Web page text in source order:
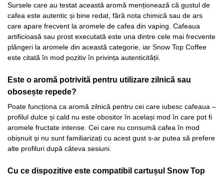
Sursele care au testat această aromă menționează că gustul de
cafea este autentic și bine redat, fără nota chimică sau de ars
care apare frecvent la aromele de cafea din vaping. Cafeaua
artificioasă sau prost executată este una dintre cele mai frecvente
plângeri la aromele din această categorie, iar Snow Top Coffee
este citată în mod pozitiv în privința autenticității.
Este o aromă potrivită pentru utilizare zilnică sau
obosește repede?
Poate funcționa ca aromă zilnică pentru cei care iubesc cafeaua –
profilul dulce și cald nu este obositor în același mod în care pot fi
aromele fructate intense. Cei care nu consumă cafea în mod
obișnuit și nu sunt familiarizați cu acest gust s-ar putea să prefere
alte profiluri după câteva sesiuni.
Cu ce dispozitive este compatibil cartușul Snow Top